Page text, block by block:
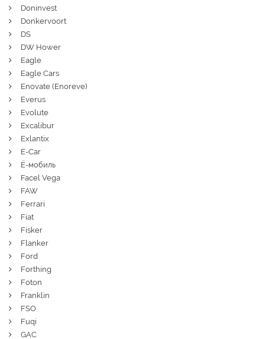
Doninvest
Donkervoort
DS
DW Hower
Eagle
Eagle Cars
Enovate (Enoreve)
Everus
Evolute
Excalibur
Exlantix
E-Car
Ё-мобиль
Facel Vega
FAW
Ferrari
Fiat
Fisker
Flanker
Ford
Forthing
Foton
Franklin
FSO
Fuqi
GAC